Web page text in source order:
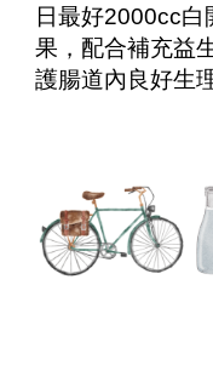
日最好2000cc
果，配合補充益
護腸道內良好生